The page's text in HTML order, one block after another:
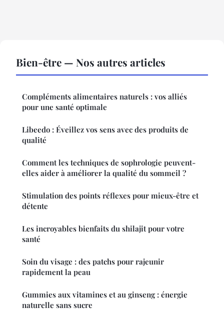
Bien-être — Nos autres articles
Compléments alimentaires naturels : vos alliés
pour une santé optimale
Libeedo : Éveillez vos sens avec des produits de
qualité
Comment les techniques de sophrologie peuvent-
elles aider à améliorer la qualité du sommeil ?
Stimulation des points réflexes pour mieux-être et
détente
Les incroyables bienfaits du shilajit pour votre
santé
Soin du visage : des patchs pour rajeunir
rapidement la peau
Gummies aux vitamines et au ginseng : énergie
naturelle sans sucre